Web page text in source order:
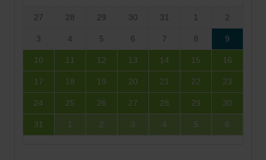
27 28 29 30 31 1 2
3 4 5 6 7 8 9
10 11 12 13 14 15 16
17 18 19 20 21 22 23
24 25 26 27 28 29 30
31 1 2 3 4 5 6